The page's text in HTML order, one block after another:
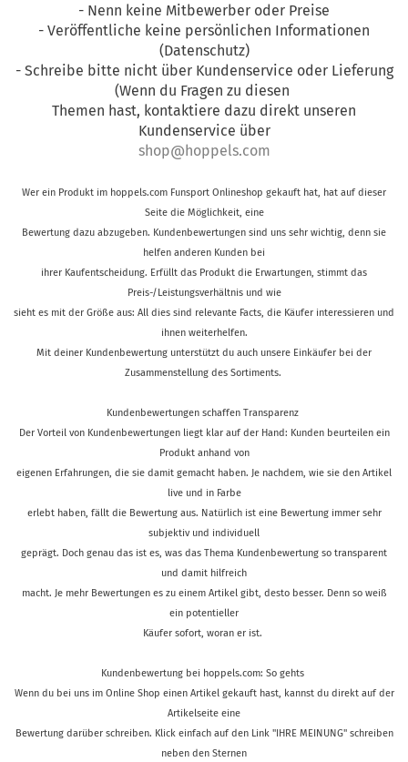
- Nenn keine Mitbewerber oder Preise
- Veröffentliche keine persönlichen Informationen
(Datenschutz)
- Schreibe bitte nicht über Kundenservice oder Lieferung
(Wenn du Fragen zu diesen
Themen hast, kontaktiere dazu direkt unseren
Kundenservice über
shop@hoppels.com
Wer ein Produkt im hoppels.com Funsport Onlineshop gekauft hat, hat auf dieser
Seite die Möglichkeit, eine
Bewertung dazu abzugeben. Kundenbewertungen sind uns sehr wichtig, denn sie
helfen anderen Kunden bei
ihrer Kaufentscheidung. Erfüllt das Produkt die Erwartungen, stimmt das
Preis-/Leistungsverhältnis und wie
sieht es mit der Größe aus: All dies sind relevante Facts, die Käufer interessieren und
ihnen weiterhelfen.
Mit deiner Kundenbewertung unterstützt du auch unsere Einkäufer bei der
Zusammenstellung des Sortiments.
Kundenbewertungen schaffen Transparenz
Der Vorteil von Kundenbewertungen liegt klar auf der Hand: Kunden beurteilen ein
Produkt anhand von
eigenen Erfahrungen, die sie damit gemacht haben. Je nachdem, wie sie den Artikel
live und in Farbe
erlebt haben, fällt die Bewertung aus. Natürlich ist eine Bewertung immer sehr
subjektiv und individuell
geprägt. Doch genau das ist es, was das Thema Kundenbewertung so transparent
und damit hilfreich
macht. Je mehr Bewertungen es zu einem Artikel gibt, desto besser. Denn so weiß
ein potentieller
Käufer sofort, woran er ist.
Kundenbewertung bei hoppels.com: So gehts
Wenn du bei uns im Online Shop einen Artikel gekauft hast, kannst du direkt auf der
Artikelseite eine
Bewertung darüber schreiben. Klick einfach auf den Link "IHRE MEINUNG" schreiben
neben den Sternen